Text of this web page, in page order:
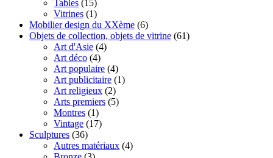
Tables (15)
Vitrines (1)
Mobilier design du XXème (6)
Objets de collection, objets de vitrine (61)
Art d'Asie (4)
Art déco (4)
Art populaire (4)
Art publicitaire (1)
Art religieux (2)
Arts premiers (5)
Montres (1)
Vintage (17)
Sculptures (36)
Autres matériaux (4)